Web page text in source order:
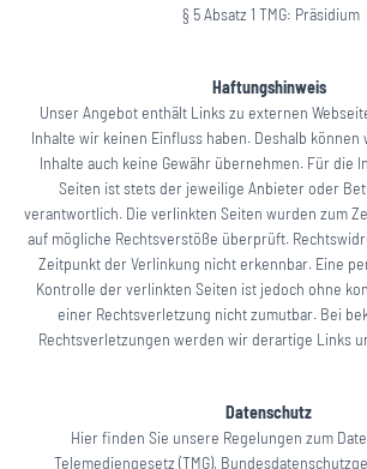
§ 5 Absatz 1 TMG: Präsidium
Haftungshinweis
Unser Angebot enthält Links zu externen
Inhalte wir keinen Einfluss haben. Deshalb
Inhalte auch keine Gewähr übernehmen. Für die
Seiten ist stets der jeweilige Anbieter oder
verantwortlich. Die verlinkten Seiten wurden zum
auf mögliche Rechtsverstöße überprüft.
Zeitpunkt der Verlinkung nicht erkennbar. Eine
Kontrolle der verlinkten Seiten ist jedoch ohne
einer Rechtsverletzung nicht zumutbar. Bei
Rechtsverletzungen werden wir derartige Links
Datenschutz
Hier finden Sie unsere Regelungen zum
Telemediengesetz (TMG),